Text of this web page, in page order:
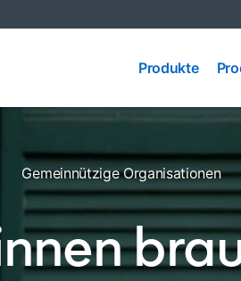
Produkte
Produkte
Gemeinnützige Organisationen